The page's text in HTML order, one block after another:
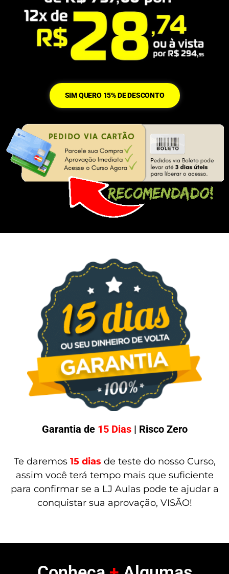
SIM QUERO 15% DE DESCONTO
Garantia de 15 Dias| Risco Zero
Te daremos 15 dias de teste do nosso Curso,
assim você terá tempo mais que suficiente
para confirmar se a LJ Aulas pode te ajudar a
conquistar sua aprovação, VISÃO!